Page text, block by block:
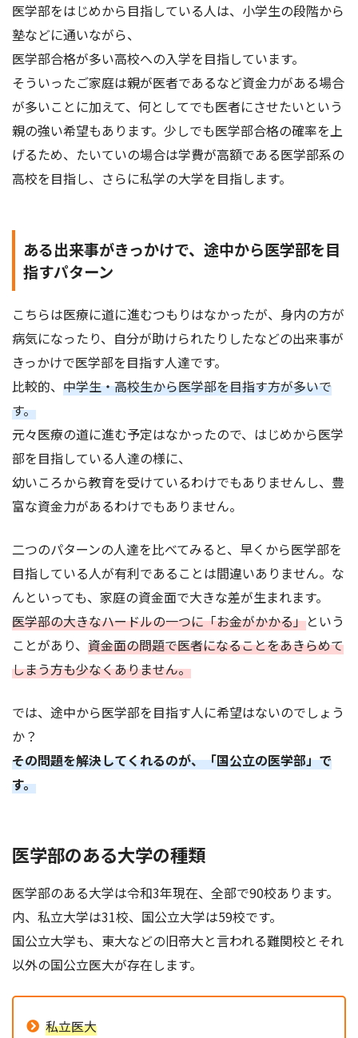
医学部をはじめから目指している人は、小学生の段階から
塾などに通いながら、
医学部合格が多い高校への入学を目指しています。
そういったご家庭は親が医者であるなど資金力がある場合
が多いことに加えて、何としてでも医者にさせたいという
親の強い希望もあります。少しでも医学部合格の確率を上
げるため、たいていの場合は学費が高額である医学部系の
高校を目指し、さらに私学の大学を目指します。
ある出来事がきっかけで、途中から医学部を目
指すパターン
こちらは医療に道に進むつもりはなかったが、身内の方が
病気になったり、自分が助けられたりしたなどの出来事が
きっかけで医学部を目指す人達です。
比較的、 中学生・高校生から医学部を目指す方が多いで
す。
元々医療の道に進む予定はなかったので、はじめから医学
部を目指している人達の様に、
幼いころから教育を受けているわけでもありませんし、豊
富な資金力があるわけでもありません。
二つのパターンの人達を比べてみると、早くから医学部を
目指している人が有利であることは間違いありません。な
んといっても、家庭の資金面で大きな差が生まれます。
医学部の大きなハードルの一つに「お金がかかる」という
ことがあり、 資金面の問題で医者になることをあきらめて
しまう方も少なくありません。
では、途中から医学部を目指す人に希望はないのでしょう
か？
その問題を解決してくれるのが、「国公立の医学部」で
す。
医学部のある大学の種類
医学部のある大学は令和3年現在、全部で90校あります。
内、私立大学は31校、国公立大学は59校です。
国公立大学も、東大などの旧帝大と言われる難関校とそれ
以外の国公立医大が存在します。
私立医大